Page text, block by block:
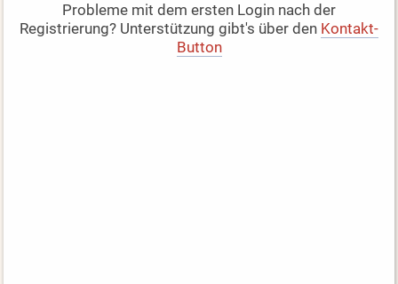
Probleme mit dem ersten Login nach der
Registrierung? Unterstützung gibt's über den Kontakt-
Button